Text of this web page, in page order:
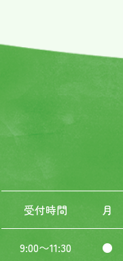
受付時間 月
9:00〜11:30 ●